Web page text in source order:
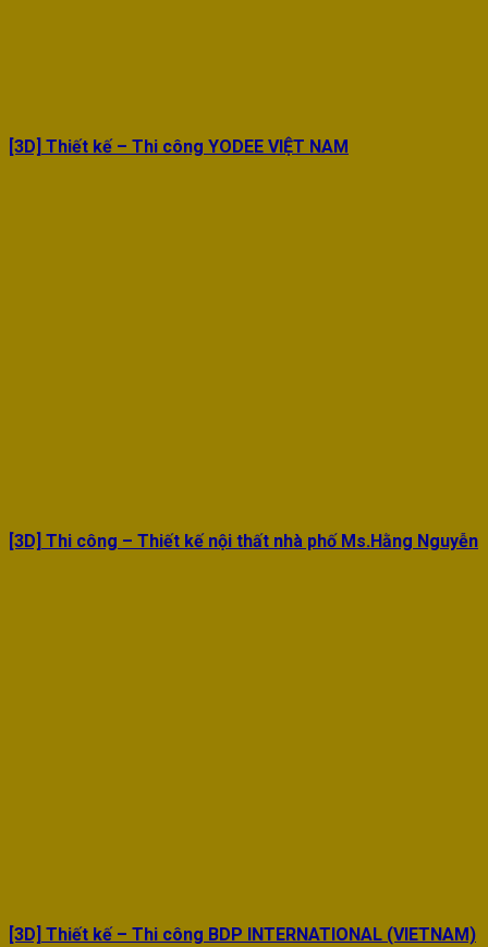
[3D] Thiết kế – Thi công YODEE VIỆT NAM
[3D] Thi công – Thiết kế nội thất nhà phố Ms.Hằng Nguyễn
[3D] Thiết kế – Thi công BDP INTERNATIONAL (VIETNAM)